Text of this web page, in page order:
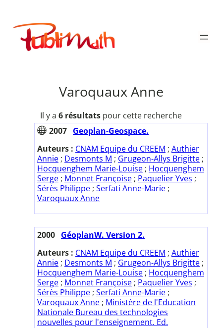
contenu
Publimath
Varoquaux Anne
Il y a 6 résultats pour cette recherche
2007 Geoplan-Geospace.
Auteurs : CNAM Equipe du CREEM ; Authier
Annie ; Desmonts M ; Grugeon-Allys Brigitte ;
Hocquenghem Marie-Louise ; Hocquenghem
Serge ; Monnet Françoise ; Paquelier Yves ;
Sérès Philippe ; Serfati Anne-Marie ;
Varoquaux Anne
2000 GéoplanW. Version 2.
Auteurs : CNAM Equipe du CREEM ; Authier
Annie ; Desmonts M ; Grugeon-Allys Brigitte ;
Hocquenghem Marie-Louise ; Hocquenghem
Serge ; Monnet Françoise ; Paquelier Yves ;
Sérès Philippe ; Serfati Anne-Marie ;
Varoquaux Anne ; Ministère de l'Education
Nationale Bureau des technologies
nouvelles pour l'enseignement. Ed.